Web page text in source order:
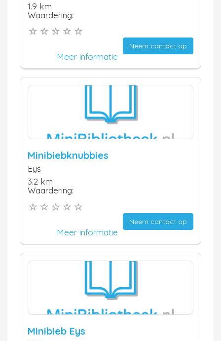
1.9 km
Waardering:
Neem contact op
Meer informatie
Minibiebknubbies
Eys
3.2 km
Waardering:
Neem contact op
Meer informatie
Minibieb Eys